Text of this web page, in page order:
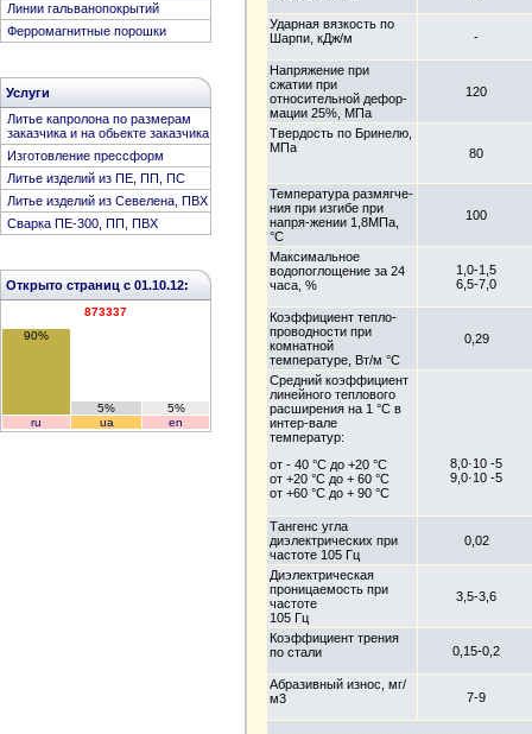
Линии гальванопокрытий
Ферромагнитные порошки
Услуги
Литье капролона по размерам
заказчика и на обьекте заказчика
Изготовление прессформ
Литье изделий из ПЕ, ПП, ПС
Литье изделий из Севелена, ПВХ
Сварка ПЕ-300, ПП, ПВХ
Открыто страниц с 01.10.12:
873337
90%
5%
5%
ru
ua en
Ударная вязкость по
Шарпи, кДж/м
-
Напряжение при
сжатии при
относительной дефор-
мации 25%, МПа
120
Твердость по Бринелю,
МПа
80
Температура размягче-
ния при изгибе при
напря-жении 1,8МПа,
°C
100
Максимальное
водопоглощение за 24
часа, %
1,0-1,5
6,5-7,0
Коэффициент тепло-
проводности при
комнатной
температуре, Вт/м °C
0,29
Средний коэффициент
линейного теплового
расширения на 1 °C в
интер-вале
температур:
от - 40 °C до +20 °C
от +20 °C до + 60 °C
от +60 °C до + 90 °C
8,0·10 -5
9,0·10 -5
Тангенс угла
диэлектрических при
частоте 105 Гц
0,02
Диэлектрическая
проницаемость при
частоте
105 Гц
3,5-3,6
Коэффициент трения
по стали
0,15-0,2
Абразивный износ, мг/
м3
7-9